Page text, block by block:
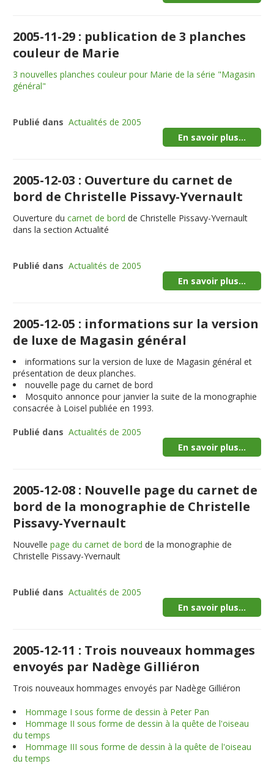
2005-11-29 : publication de 3 planches
couleur de Marie
3 nouvelles planches couleur pour Marie de la série "Magasin
général"
Publié dans Actualités de 2005
En savoir plus...
2005-12-03 : Ouverture du carnet de
bord de Christelle Pissavy-Yvernault
Ouverture ducarnet de bordde Christelle Pissavy-Yvernault
dans la section Actualité
Publié dans Actualités de 2005
En savoir plus...
2005-12-05 : informations sur la version
de luxe de Magasin général
informations sur la version de luxe de Magasin général et
présentation de deux planches.
nouvelle page du carnet de bord
Mosquito annonce pour janvier la suite de la monographie
consacrée à Loisel publiée en 1993.
Publié dans Actualités de 2005
En savoir plus...
2005-12-08 : Nouvelle page du carnet de
bord de la monographie de Christelle
Pissavy-Yvernault
Nouvellepage du carnet de bord de la monographie de
Christelle Pissavy-Yvernault
Publié dans Actualités de 2005
En savoir plus...
2005-12-11 : Trois nouveaux hommages
envoyés par Nadège Gilliéron
Trois nouveaux hommages envoyés par Nadège Gilliéron
Hommage I sous forme de dessin à Peter Pan
Hommage II sous forme de dessin à la quête de l'oiseau
du temps
Hommage III sous forme de dessin à la quête de l'oiseau
du temps